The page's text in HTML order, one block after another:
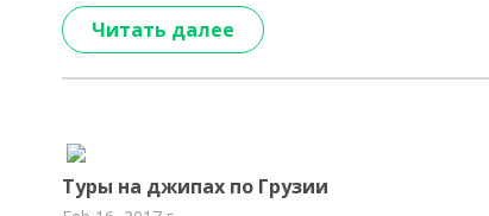
Читать далее
Туры на джипах по Грузии